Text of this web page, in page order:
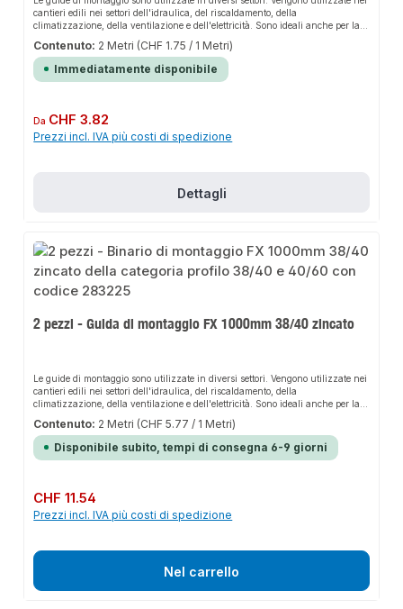
cantieri edili nei settori dell'idraulica, del riscaldamento, della
climatizzazione, della ventilazione e dell'elettricità. Sono ideali anche per la
produzione semplice e professionale di telai e strutture di supporto leggere di
ogni tipo.
Contenuto: 2 Metri (CHF 1.75 / 1 Metri)
Immediatamente disponibile
Prezzo normale:
Da CHF 3.82
Prezzi incl. IVA più costi di spedizione
Dettagli
2 pezzi - Guida di montaggio FX 1000mm 38/40 zincato
Le guide di montaggio sono utilizzate in diversi settori. Vengono utilizzate nei
cantieri edili nei settori dell'idraulica, del riscaldamento, della
climatizzazione, della ventilazione e dell'elettricità. Sono ideali anche per la
produzione semplice e professionale di telai e strutture di supporto leggere di
ogni tipo.
Contenuto: 2 Metri (CHF 5.77 / 1 Metri)
Disponibile subito, tempi di consegna 6-9 giorni
Prezzo normale:
CHF 11.54
Prezzi incl. IVA più costi di spedizione
Nel carrello